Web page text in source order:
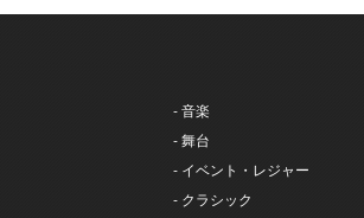
- 音楽
- 舞台
- イベント・レジャー
- クラシック